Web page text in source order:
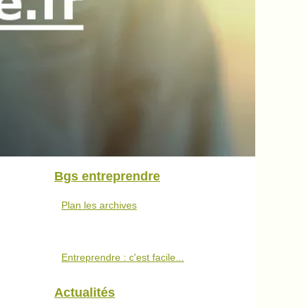
Bgs entreprendre
Plan les archives
Entreprendre : c'est facile...
Actualités